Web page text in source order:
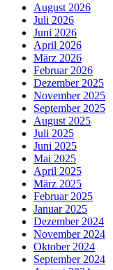
August 2026
Juli 2026
Juni 2026
April 2026
März 2026
Februar 2026
Dezember 2025
November 2025
September 2025
August 2025
Juli 2025
Juni 2025
Mai 2025
April 2025
März 2025
Februar 2025
Januar 2025
Dezember 2024
November 2024
Oktober 2024
September 2024